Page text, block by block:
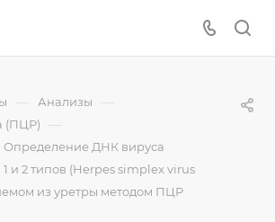
— Анализы —
(ПЦР) —
Определение ДНК вируса
1 и 2 типов (Herpes simplex virus
из уретры методом ПЦР